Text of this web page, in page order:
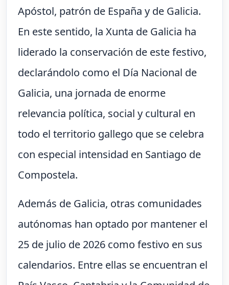
Apóstol, patrón de España y de Galicia.
En este sentido, la Xunta de Galicia ha
liderado la conservación de este festivo,
declarándolo como el Día Nacional de
Galicia, una jornada de enorme
relevancia política, social y cultural en
todo el territorio gallego que se celebra
con especial intensidad en Santiago de
Compostela.
Además de Galicia, otras comunidades
autónomas han optado por mantener el
25 de julio de 2026 como festivo en sus
calendarios. Entre ellas se encuentran el